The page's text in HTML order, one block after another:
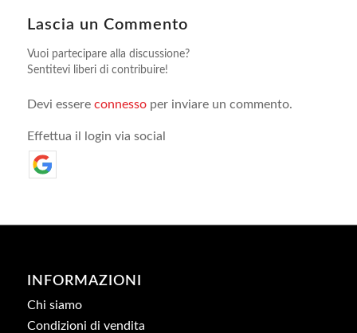
Lascia un Commento
Vuoi partecipare alla discussione?
Sentitevi liberi di contribuire!
Devi essere connessoper inviare un commento.
Effettua il login via social
INFORMAZIONI
Chi siamo
Condizioni di vendita